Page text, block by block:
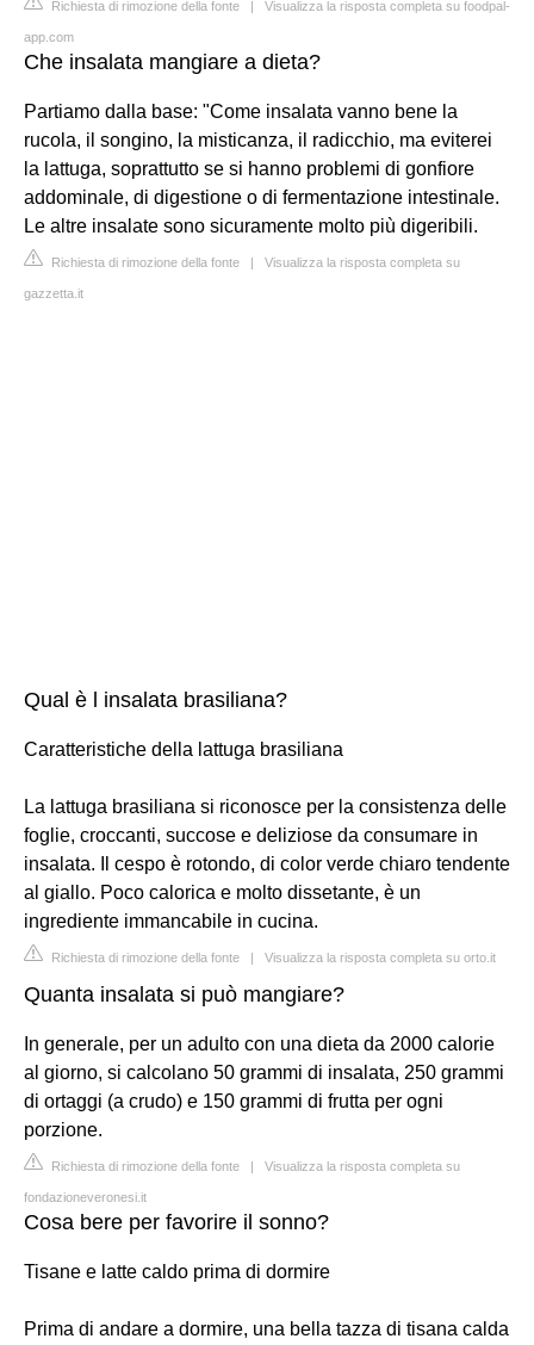
Richiesta di rimozione della fonte | Visualizza la risposta completa su foodpal-
app.com
Che insalata mangiare a dieta?
Partiamo dalla base: "Come insalata vanno bene la
rucola, il songino, la misticanza, il radicchio, ma eviterei
la lattuga, soprattutto se si hanno problemi di gonfiore
addominale, di digestione o di fermentazione intestinale.
Le altre insalate sono sicuramente molto più digeribili.
Richiesta di rimozione della fonte | Visualizza la risposta completa su
gazzetta.it
Qual è l insalata brasiliana?
Caratteristiche della lattuga brasiliana
La lattuga brasiliana si riconosce per la consistenza delle
foglie, croccanti, succose e deliziose da consumare in
insalata. Il cespo è rotondo, di color verde chiaro tendente
al giallo. Poco calorica e molto dissetante, è un
ingrediente immancabile in cucina.
Richiesta di rimozione della fonte | Visualizza la risposta completa su orto.it
Quanta insalata si può mangiare?
In generale, per un adulto con una dieta da 2000 calorie
al giorno, si calcolano 50 grammi di insalata, 250 grammi
di ortaggi (a crudo) e 150 grammi di frutta per ogni
porzione.
Richiesta di rimozione della fonte | Visualizza la risposta completa su
fondazioneveronesi.it
Cosa bere per favorire il sonno?
Tisane e latte caldo prima di dormire
Prima di andare a dormire, una bella tazza di tisana calda